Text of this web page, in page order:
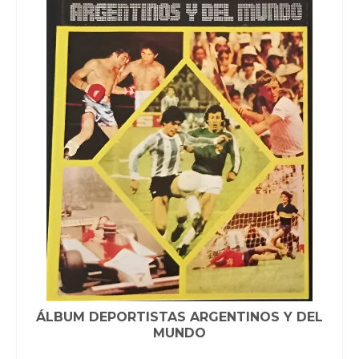
ÁLBUM DEPORTISTAS ARGENTINOS Y DEL
MUNDO